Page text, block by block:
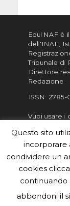
EduINAF è
dell'INAF,
Tribunale di
Direttore
Redazione
ISSN: 2785-
Vuoi usare i
Informativa
Informatva
Per la
inviarci le
il form
Questo sito
incorporare
condividere un
cookies
continuando
abbondoni il